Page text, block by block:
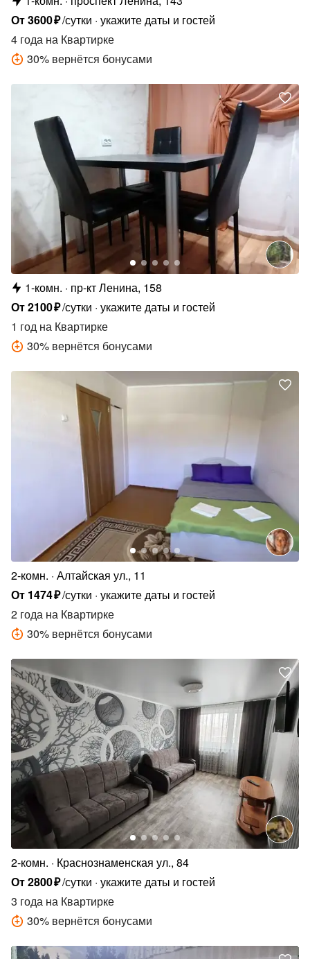
От3600₽/сутки укажите даты и гостей
4 года на Квартирке
30% вернётся бонусами
1-комн.
пр-кт Ленина, 158
От2100₽/сутки укажите даты и гостей
1 год на Квартирке
30% вернётся бонусами
2-комн. Алтайская ул., 11
От 1474₽/сутки укажите даты и гостей
2 года на Квартирке
30% вернётся бонусами
2-комн.
Краснознаменская ул., 84
От2800₽/сутки укажите даты и гостей
3 года на Квартирке
30% вернётся бонусами